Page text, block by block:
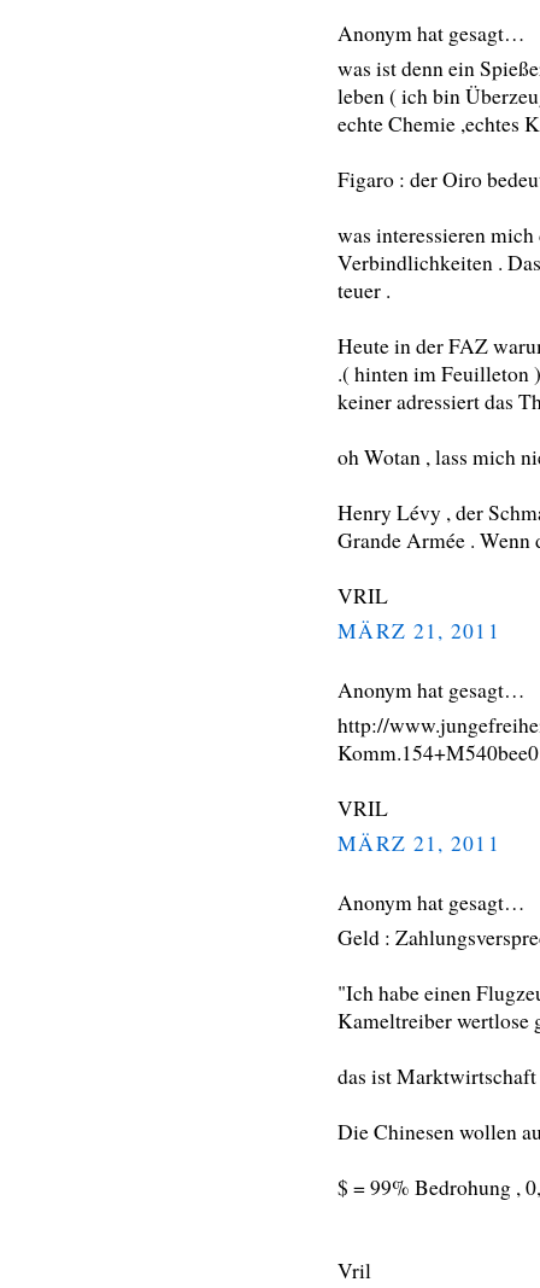
Anonym hat gesagt…
was ist denn ein
leben ( ich bin
echte Chemie ,echtes
Figaro : der Oiro
was interessieren
Verbindlichkeiten .
teuer .
Heute in der FAZ
.( hinten im Feuilleton
keiner adressiert das
oh Wotan , lass mich
Henry Lévy , der
Grande Armée . Wenn
VRIL
MÄRZ 21, 2011
Anonym hat gesagt…
http://
VRIL
MÄRZ 21, 2011
Anonym hat gesagt…
Geld :
"Ich habe einen
Kameltreiber wertlose
das ist
Die Chinesen wollen
$ = 99% Bedrohung ,
Vril